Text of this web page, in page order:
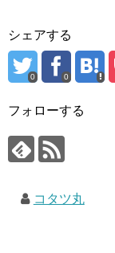
シェアする
0 0
フォローする
コタツ丸